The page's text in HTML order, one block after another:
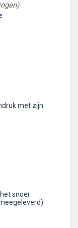
met zijn
snoer